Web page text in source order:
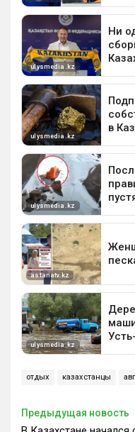
отдых казахстанцы
Предыдущая новость